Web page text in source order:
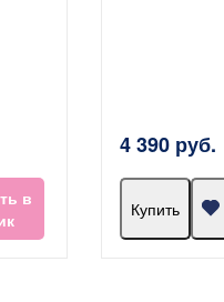
в
4 390 руб.
Купить